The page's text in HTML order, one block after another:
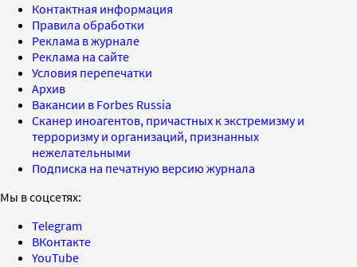
Контактная информация
Правила обработки
Реклама в журнале
Реклама на сайте
Условия перепечатки
Архив
Вакансии в Forbes Russia
Сканер иноагентов, причастных к экстремизму и
терроризму и организаций, признанных
нежелательными
Подписка на печатную версию журнала
Мы в соцсетях:
Telegram
ВКонтакте
YouTube